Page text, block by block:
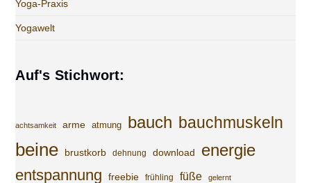
Yoga-Praxis
Yogawelt
Auf's Stichwort:
achtsamkeit arme atmung bauch bauchmuskeln
beine brustkorb dehnung download energie
entspannung freebie frühling füße gelernt